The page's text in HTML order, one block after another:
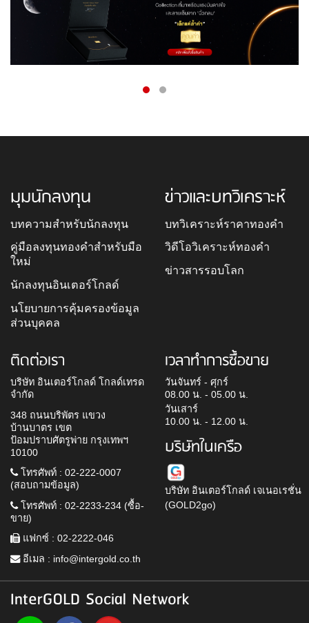
มุมนักลงทุน
บทความสำหรับนักลงทุน
คู่มือลงทุนทองคำสำหรับมือ
ใหม่
นักลงทุนอินเตอร์โกลด์
นโยบายการคุ้มครองข้อมูล
ส่วนบุคคล
ข่าวและบทวิเคราะห์
บทวิเคราะห์ราคาทองคำ
วิดีโอวิเคราะห์ทองคำ
ข่าวสารรอบโลก
ติดต่อเรา
บริษัท อินเตอร์โกลด์ โกลด์เทรด
จำกัด
348 ถนนบริพัตร แขวง
บ้านบาตร เขต
ป้อมปราบศัตรูพ่าย กรุงเทพฯ
10100
โทรศัพท์ : 02-222-0007
(สอบถามข้อมูล)
โทรศัพท์ : 02-2233-234 (ซื้อ-
ขาย)
แฟกซ์ : 02-2222-046
อีเมล : info@intergold.co.th
เวลาทำการซื้อขาย
วันจันทร์ - ศุกร์
08.00 น. - 05.00 น.
วันเสาร์
10.00 น. - 12.00 น.
บริษัทในเครือ
บริษัท อินเตอร์โกลด์ เจเนอเรชั่น
(GOLD2go)
InterGOLD Social Network